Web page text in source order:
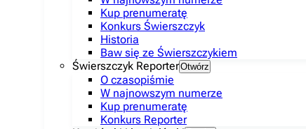
Kup prenumeratę
Konkurs Świerszczyk
Historia
Baw się ze Świerszczykiem
Świerszczyk ReporterOtwórz
O czasopiśmie
W najnowszym numerze
Kup prenumeratę
Konkurs Reporter